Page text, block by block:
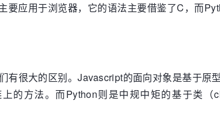
应用于浏览器，它的语法主要借鉴了C，而
很大的区别。Javascript的面向对象是基于原
的方法。而Python则是中规中矩的基于类（